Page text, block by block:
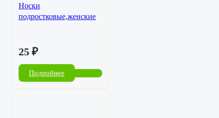
Носки
подростковые,женские
25 ₽
Подробнее